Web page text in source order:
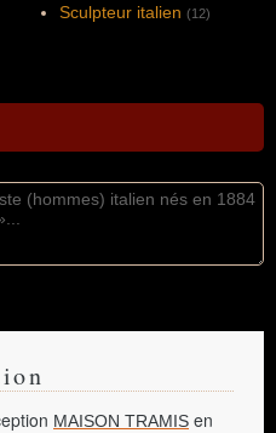
Sculpteur italien (12)
MAISON TRAMIS en